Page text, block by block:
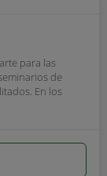
para las
de
En los